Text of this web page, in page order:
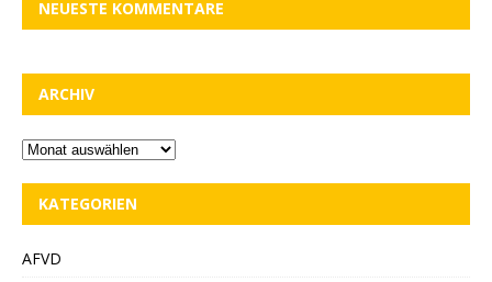
NEUESTE KOMMENTARE
ARCHIV
KATEGORIEN
AFVD